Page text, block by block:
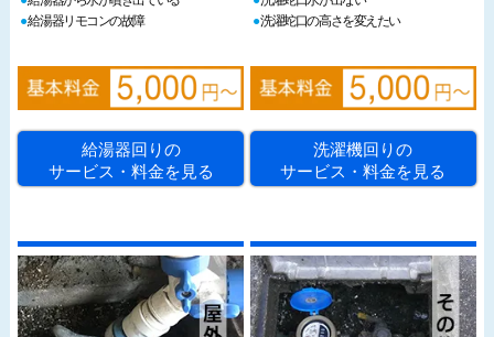
給湯器リモコンの故障
給湯器回りの
サービス・料金を見る
洗濯蛇口の高さを変えたい
洗濯機回りの
サービス・料金を見る